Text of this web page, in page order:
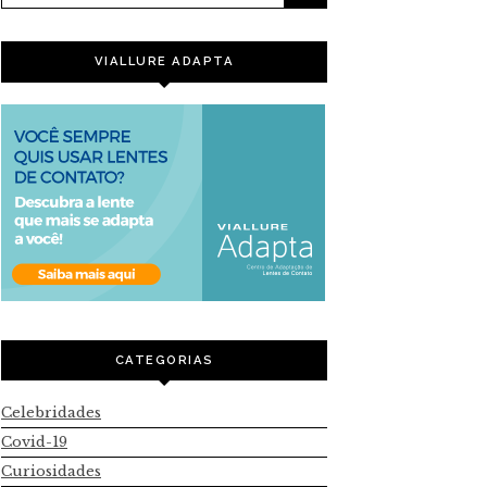
VIALLURE ADAPTA
CATEGORIAS
Celebridades
Covid-19
Curiosidades